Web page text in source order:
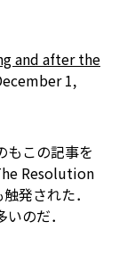
and after the
1,
もこの記事を
Resolution
発された．
のだ．